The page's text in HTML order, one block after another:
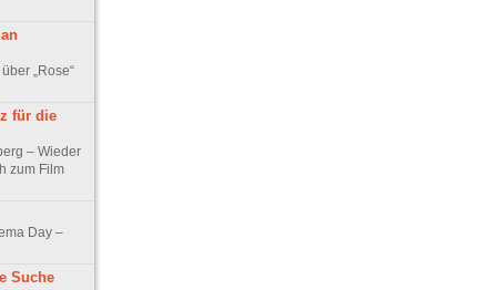
„Rose“
für die
– Wieder
zum Film
Day –
Suche